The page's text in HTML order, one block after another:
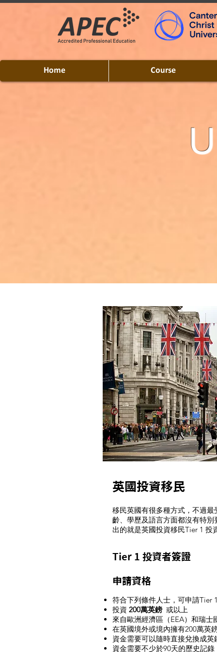
Home Course
英國投資移民
移民英國有很多種方式，不過
齡、學歷及語言方面都沒有特
出的就是英國投資移民Tier 1 投
Tier 1 投資者簽證
申請資格
符合下列條件人士，可申請Tier
投資 200萬英鎊 或以上
來自歐洲經濟區（EEA）和瑞士
在英國境外或境內擁有200萬英
資金需要可以隨時直接兌換成英
資金需要不少於90天的歷史記錄